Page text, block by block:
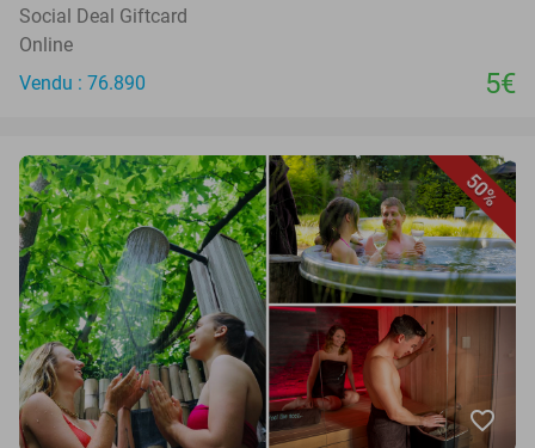
Social Deal Giftcard
Online
Vendu : 76.890
5€
50%
favorite_border